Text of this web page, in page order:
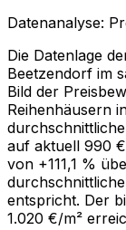
Datenanalyse:
Die Datenlage
Beetzendorf im
Bild der
Reihenhäusern
auf aktuell 990
von +111,1 %
entspricht. Der
1.020 €/m²